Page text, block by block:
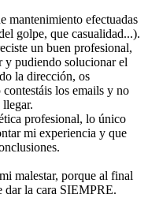
mantenimiento efectuadas
golpe, que casualidad...).
un buen profesional,
y pudiendo solucionar el
la dirección, os
los emails y no
profesional, lo único
mi experiencia y que
malestar, porque al final
dar la cara SIEMPRE.